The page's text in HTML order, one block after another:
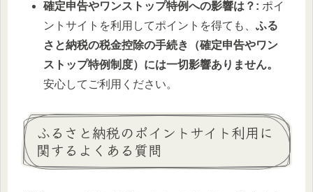
確定申告やワンストップ特例への影響は？: ポイ
ントサイトを利用してポイントを得ても、ふる
さと納税の税金控除の手続き（確定申告やワン
ストップ特例制度）には一切影響ありません。
安心してご利用ください。
ふるさと納税のポイントサイト利用に
関するよくある質問